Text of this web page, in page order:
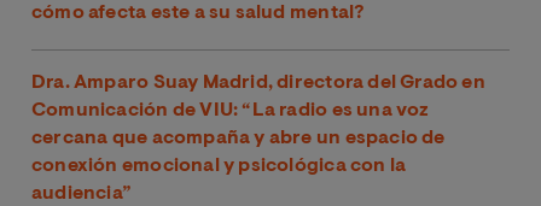
cómo afecta este a su salud mental?
Dra. Amparo Suay Madrid, directora del Grado en
Comunicación de VIU: “La radio es una voz
cercana que acompaña y abre un espacio de
conexión emocional y psicológica con la
audiencia”